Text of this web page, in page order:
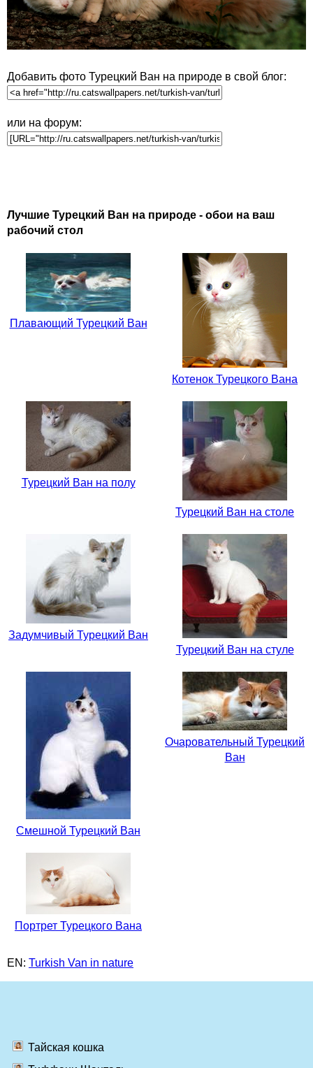
Добавить фото Турецкий Ван на природе в свой блог:
или на форум:
Лучшие Турецкий Ван на природе - обои на ваш
рабочий стол
Плавающий Турецкий Ван
Котенок Турецкого Вана
Турецкий Ван на полу
Турецкий Ван на столе
Задумчивый Турецкий Ван
Турецкий Ван на стуле
Смешной Турецкий Ван
Очаровательный Турецкий
Ван
Портрет Турецкого Вана
EN: Turkish Van in nature
Тайская кошка